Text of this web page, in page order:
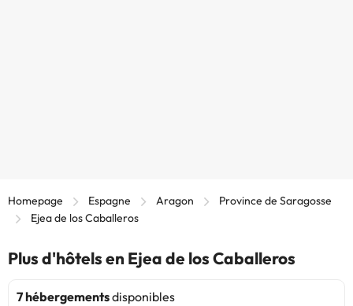
Homepage Espagne Aragon
Province de Saragosse
Ejea de los Caballeros
Plus d'hôtels en Ejea de los Caballeros
7 hébergementsdisponibles